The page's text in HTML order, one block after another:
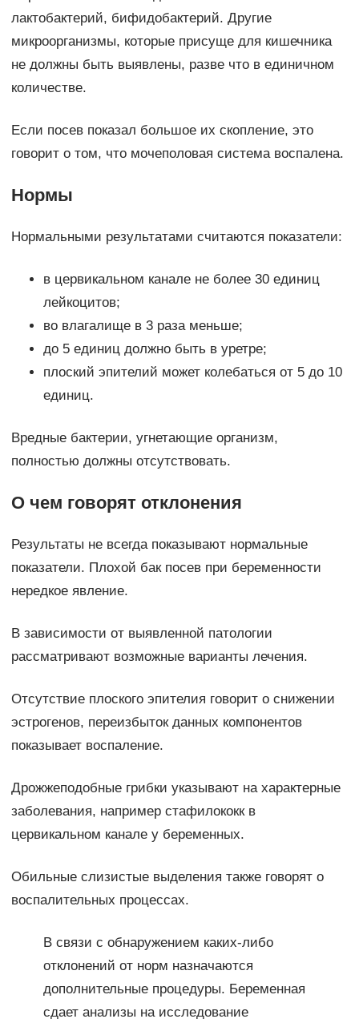
лактобактерий, бифидобактерий. Другие
микроорганизмы, которые присуще для кишечника
не должны быть выявлены, разве что в единичном
количестве.
Если посев показал большое их скопление, это
говорит о том, что мочеполовая система воспалена.
Нормы
Нормальными результатами считаются показатели:
в цервикальном канале не более 30 единиц
лейкоцитов;
во влагалище в 3 раза меньше;
до 5 единиц должно быть в уретре;
плоский эпителий может колебаться от 5 до 10
единиц.
Вредные бактерии, угнетающие организм,
полностью должны отсутствовать.
О чем говорят отклонения
Результаты не всегда показывают нормальные
показатели. Плохой бак посев при беременности
нередкое явление.
В зависимости от выявленной патологии
рассматривают возможные варианты лечения.
Отсутствие плоского эпителия говорит о снижении
эстрогенов, переизбыток данных компонентов
показывает воспаление.
Дрожжеподобные грибки указывают на характерные
заболевания, например стафилококк в
цервикальном канале у беременных.
Обильные слизистые выделения также говорят о
воспалительных процессах.
В связи с обнаружением каких-либо
отклонений от норм назначаются
дополнительные процедуры. Беременная
сдает анализы на исследование